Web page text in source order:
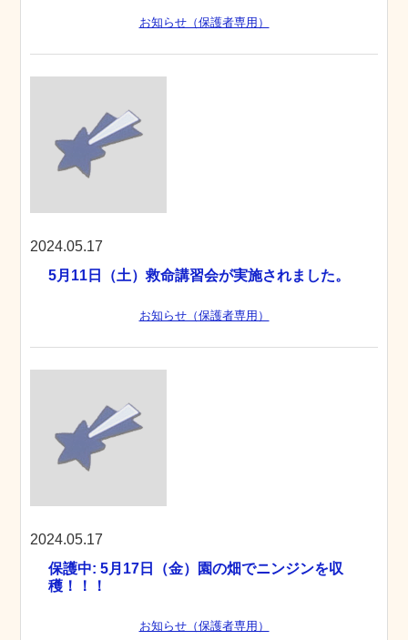
お知らせ（保護者専用）
2024.05.17
5月11日（土）救命講習会が実施されました。
お知らせ（保護者専用）
2024.05.17
保護中: 5月17日（金）園の畑でニンジンを収
穫！！！
お知らせ（保護者専用）